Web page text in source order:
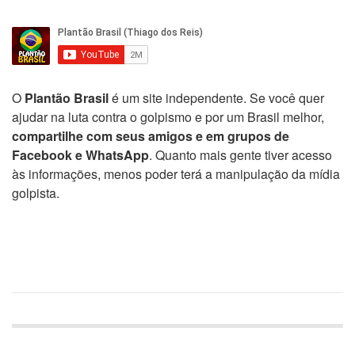
O Plantão Brasilé um site independente. Se você quer
ajudar na luta contra o golpismo e por um Brasil melhor,
compartilhe com seus amigos e em grupos de
Facebook e WhatsApp. Quanto mais gente tiver acesso
às informações, menos poder terá a manipulação da mídia
golpista.